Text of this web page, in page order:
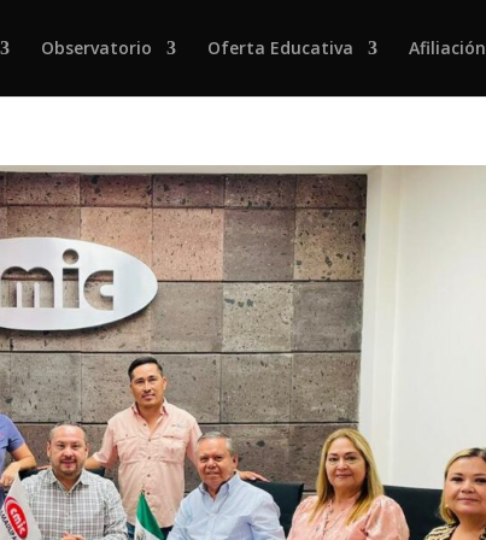
Observatorio Oferta Educativa Afiliación